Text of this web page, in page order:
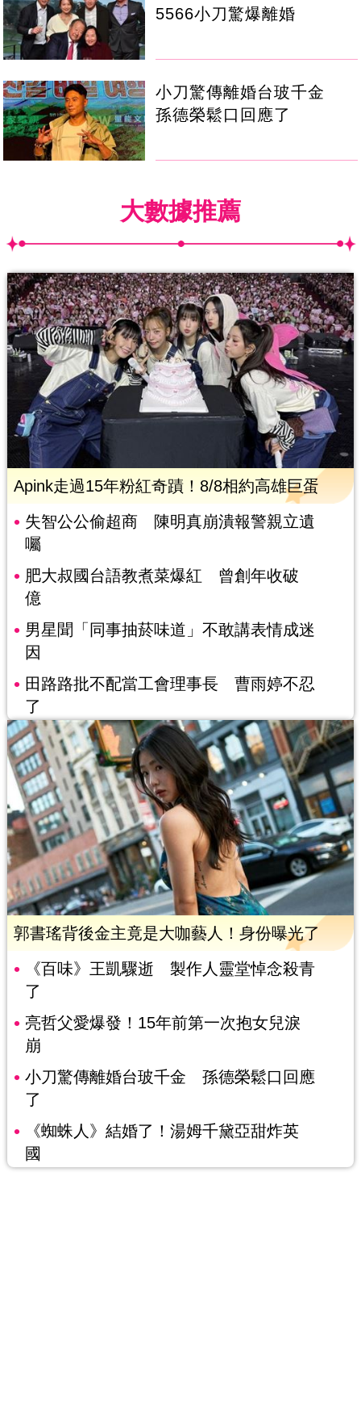
5566小刀驚爆離婚
小刀驚傳離婚台玻千金
孫德榮鬆口回應了
大數據推薦
Apink走過15年粉紅奇蹟！8/8相約高雄巨蛋
失智公公偷超商 陳明真崩潰報警親立遺
囑
肥大叔國台語教煮菜爆紅 曾創年收破
億
男星聞「同事抽菸味道」不敢講表情成迷
因
田路路批不配當工會理事長 曹雨婷不忍
了
郭書瑤背後金主竟是大咖藝人！身份曝光了
《百味》王凱驟逝 製作人靈堂悼念殺青
了
亮哲父愛爆發！15年前第一次抱女兒淚
崩
小刀驚傳離婚台玻千金 孫德榮鬆口回應
了
《蜘蛛人》結婚了！湯姆千黛亞甜炸英
國